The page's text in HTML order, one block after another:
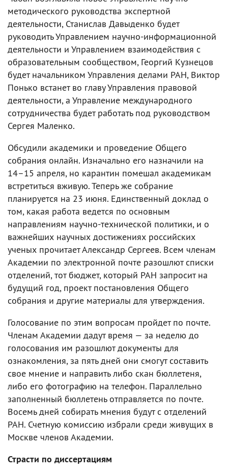
методического руководства экспертной
деятельности, Станислав Давыденко будет
руководить Управлением научно-информационной
деятельности и Управлением взаимодействия с
образовательным сообществом, Георгий Кузнецов
будет начальником Управления делами РАН, Виктор
Понько встанет во главу Управления правовой
деятельности, а Управление международного
сотрудничества будет работать под руководством
Сергея Маленко.
Обсудили академики и проведение Общего
собрания онлайн. Изначально его назначили на
14–15 апреля, но карантин помешал академикам
встретиться вживую. Теперь же собрание
планируется на 23 июня. Единственный доклад о
том, какая работа ведется по основным
направлениям научно-технической политики, и о
важнейших научных достижениях российских
ученых прочитает Александр Сергеев. Всем членам
Академии по электронной почте разошлют списки
отделений, тот бюджет, который РАН запросит на
будущий год, проект постановления Общего
собрания и другие материалы для утверждения.
Голосование по этим вопросам пройдет по почте.
Членам Академии дадут время — за неделю до
голосования им разошлют документы для
ознакомления, за пять дней они смогут составить
свое мнение и направить либо скан бюллетеня,
либо его фотографию на телефон. Параллельно
заполненный бюллетень отправляется по почте.
Восемь дней собирать мнения будут с отделений
РАН. Счетную комиссию избрали среди живущих в
Москве членов Академии.
Страсти по диссертациям